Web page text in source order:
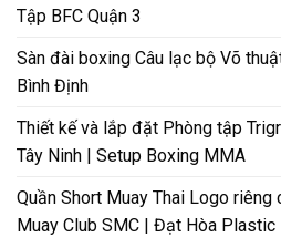
Tập BFC Quận 3
Sàn đài boxing Câu lạc bộ Võ
Bình Định
Thiết kế và lắp đặt Phòng tập
Tây Ninh | Setup Boxing MMA
Quần Short Muay Thai Logo riêng
Muay Club SMC | Đạt Hòa Plastic